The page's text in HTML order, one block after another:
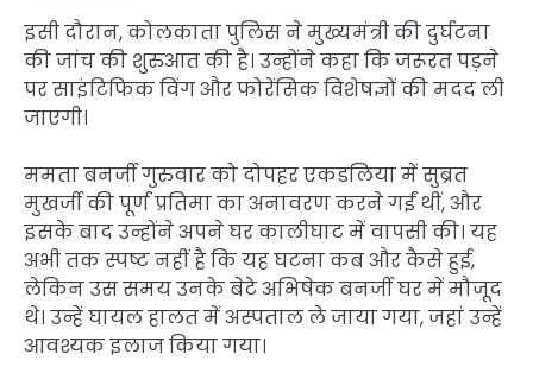
इसी दौरान, कोलकाता पुलिस ने मुख्यमंत्री की दुर्घटना
की जांच की शुरुआत की है। उन्होंने कहा कि जरूरत पड़ने
पर साइंटिफिक विंग और फोरेंसिक विशेषज्ञों की मदद ली
जाएगी।
ममता बनर्जी गुरुवार को दोपहर एकडलिया में सुब्रत
मुखर्जी की पूर्ण प्रतिमा का अनावरण करने गईं थीं, और
इसके बाद उन्होंने अपने घर कालीघाट में वापसी की। यह
अभी तक स्पष्ट नहीं है कि यह घटना कब और कैसे हुई,
लेकिन उस समय उनके बेटे अभिषेक बनर्जी घर में मौजूद
थे। उन्हें घायल हालत में अस्पताल ले जाया गया, जहां उन्हें
आवश्यक इलाज किया गया।